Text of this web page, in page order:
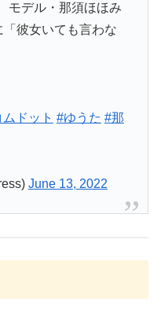
モデル・那須ほほみ
彼女いても言わな
ドット #ゆうた #那
June 13, 2022